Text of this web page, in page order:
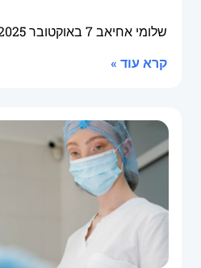
שלומי אחיאב7 באוקטובר 2025
קרא עוד »